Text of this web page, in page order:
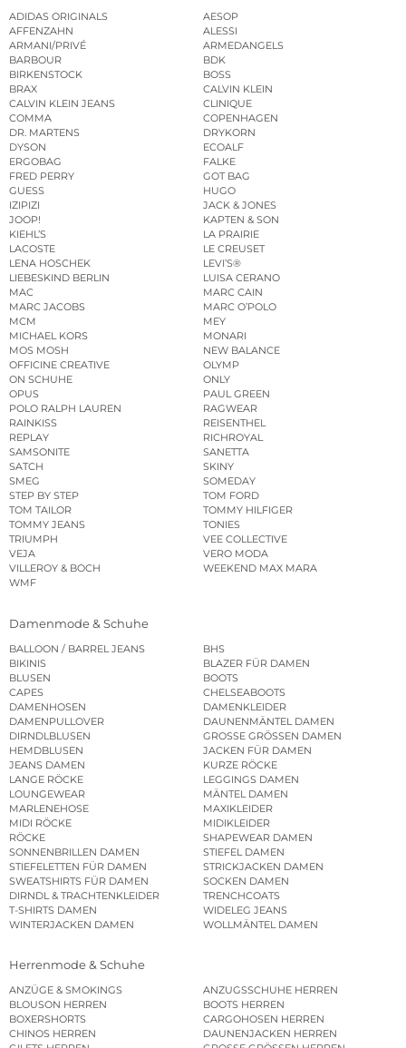
ADIDAS ORIGINALS
AESOP
AFFENZAHN
ALESSI
ARMANI/PRIVÉ
ARMEDANGELS
BARBOUR
BDK
BIRKENSTOCK
BOSS
BRAX
CALVIN KLEIN
CALVIN KLEIN JEANS
CLINIQUE
COMMA
COPENHAGEN
DR. MARTENS
DRYKORN
DYSON
ECOALF
ERGOBAG
FALKE
FRED PERRY
GOT BAG
GUESS
HUGO
IZIPIZI
JACK & JONES
JOOP!
KAPTEN & SON
KIEHL’S
LA PRAIRIE
LACOSTE
LE CREUSET
LENA HOSCHEK
LEVI’S®
LIEBESKIND BERLIN
LUISA CERANO
MAC
MARC CAIN
MARC JACOBS
MARC O’POLO
MCM
MEY
MICHAEL KORS
MONARI
MOS MOSH
NEW BALANCE
OFFICINE CREATIVE
OLYMP
ON SCHUHE
ONLY
OPUS
PAUL GREEN
POLO RALPH LAUREN
RAGWEAR
RAINKISS
REISENTHEL
REPLAY
RICHROYAL
SAMSONITE
SANETTA
SATCH
SKINY
SMEG
SOMEDAY
STEP BY STEP
TOM FORD
TOM TAILOR
TOMMY HILFIGER
TOMMY JEANS
TONIES
TRIUMPH
VEE COLLECTIVE
VEJA
VERO MODA
VILLEROY & BOCH
WEEKEND MAX MARA
WMF
Damenmode & Schuhe
BALLOON / BARREL JEANS
BHS
BIKINIS
BLAZER FÜR DAMEN
BLUSEN
BOOTS
CAPES
CHELSEABOOTS
DAMENHOSEN
DAMENKLEIDER
DAMENPULLOVER
DAUNENMÄNTEL DAMEN
DIRNDLBLUSEN
GROSSE GRÖSSEN DAMEN
HEMDBLUSEN
JACKEN FÜR DAMEN
JEANS DAMEN
KURZE RÖCKE
LANGE RÖCKE
LEGGINGS DAMEN
LOUNGEWEAR
MÄNTEL DAMEN
MARLENEHOSE
MAXIKLEIDER
MIDI RÖCKE
MIDIKLEIDER
RÖCKE
SHAPEWEAR DAMEN
SONNENBRILLEN DAMEN
STIEFEL DAMEN
STIEFELETTEN FÜR DAMEN
STRICKJACKEN DAMEN
SWEATSHIRTS FÜR DAMEN
SOCKEN DAMEN
DIRNDL & TRACHTENKLEIDER
TRENCHCOATS
T-SHIRTS DAMEN
WIDELEG JEANS
WINTERJACKEN DAMEN
WOLLMÄNTEL DAMEN
Herrenmode & Schuhe
ANZÜGE & SMOKINGS
ANZUGSSCHUHE HERREN
BLOUSON HERREN
BOOTS HERREN
BOXERSHORTS
CARGOHOSEN HERREN
CHINOS HERREN
DAUNENJACKEN HERREN